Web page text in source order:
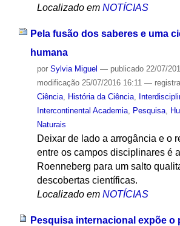
Localizado em NOTÍCIAS
Pela fusão dos saberes e uma
humana
por Sylvia Miguel — publicado22/07/
modificação25/07/2016 16:11 —
Ciência, História da Ciência,
Intercontinental Academia, Pesquisa,
Naturais
Deixar de lado a arrogância e o
entre os campos disciplinares é a
Roenneberg para um salto
descobertas científicas.
Localizado em NOTÍCIAS
Pesquisa internacional expõe o